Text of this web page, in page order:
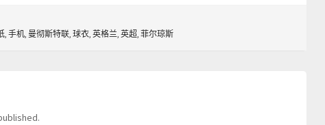
, 手机, 曼彻斯特联, 球衣, 英格兰, 英超, 菲尔琼斯